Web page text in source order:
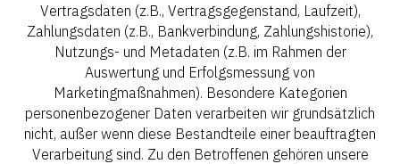
Vertragsdaten (z.B., Vertragsgegenstand, Laufzeit),
Zahlungsdaten (z.B., Bankverbindung, Zahlungshistorie),
Nutzungs- und Metadaten (z.B. im Rahmen der
Auswertung und Erfolgsmessung von
Marketingmaßnahmen). Besondere Kategorien
personenbezogener Daten verarbeiten wir grundsätzlich
nicht, außer wenn diese Bestandteile einer beauftragten
Verarbeitung sind. Zu den Betroffenen gehören unsere